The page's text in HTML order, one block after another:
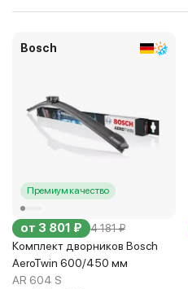
Bosch
Премиум качество
от 3 801 ₽ 4 181 ₽
Комплект дворников Bosch
AeroTwin 600/450 мм
AR 604 S